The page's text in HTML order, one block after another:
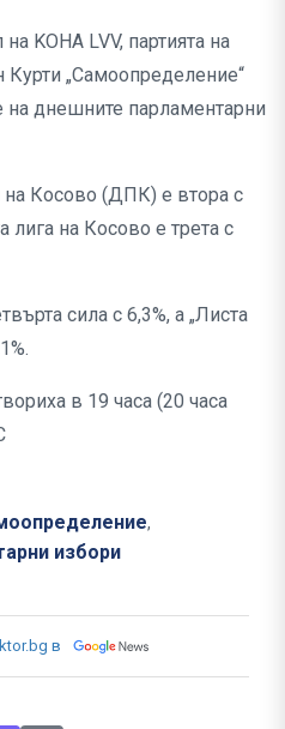
KOHA LVV, партията на
„Самоопределение“
на днешните парламентарни
на Косово (ДПК) е втора с
лига на Косово е трета с
сила с 6,3%, а „Листа
в 19 часа (20 часа
,
избори
в